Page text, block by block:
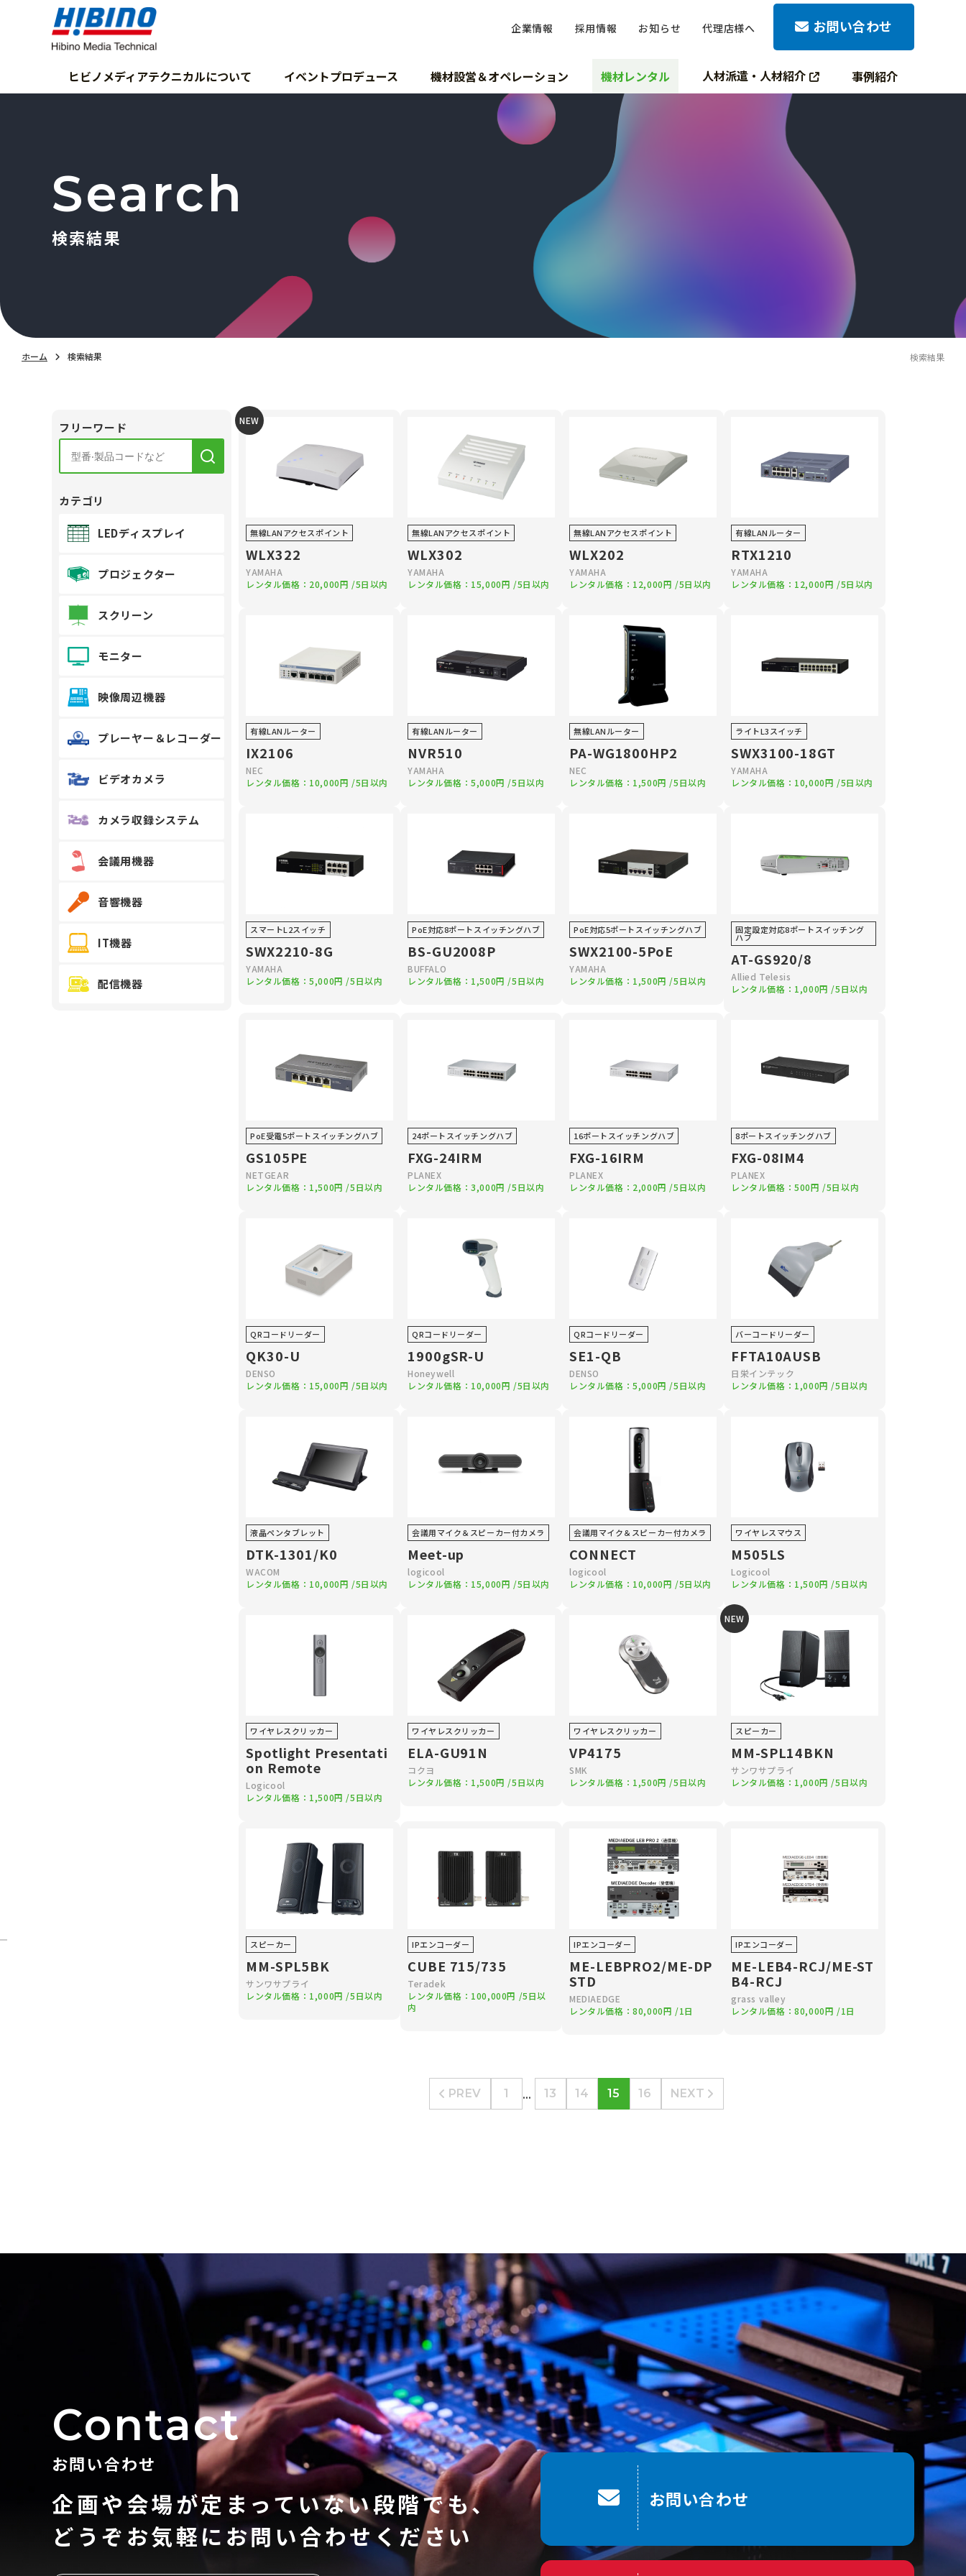
企業情報 採用情報 お知らせ 代理店様へ お問い合わせ
ヒビノメディアテクニカルについて イベントプロデュース 機材設営＆オペレーション 機材レンタル 人材派遣・人材紹介 事例紹介
ホーム 検索結果 検索結果
Search
検索結果
フリーワード
カテゴリ
LEDディスプレイ
プロジェクター
スクリーン
モニター
映像周辺機器
プレーヤー＆レコーダー
ビデオカメラ
カメラ収録システム
会議用機器
音響機器
IT機器
配信機器
NEW
無線LANアクセスポイント
WLX322
YAMAHA
レンタル価格： 20,000円 /5日以内
無線LANアクセスポイント
WLX302
YAMAHA
レンタル価格： 15,000円 /5日以内
無線LANアクセスポイント
WLX202
YAMAHA
レンタル価格： 12,000円 /5日以内
有線LANルーター
RTX1210
YAMAHA
レンタル価格： 12,000円 /5日以内
有線LANルーター
IX2106
NEC
レンタル価格： 10,000円 /5日以内
有線LANルーター
NVR510
YAMAHA
レンタル価格：5,000円 /5日以内
無線LANルーター
PA-WG1800HP2
NEC
レンタル価格： 1,500円 /5日以内
ライトL3スイッチ
SWX3100-18GT
YAMAHA
レンタル価格： 10,000円 /5日以内
スマートL2スイッチ
SWX2210-8G
YAMAHA
レンタル価格：5,000円 /5日以内
PoE対応8ポートスイッチングハブ
BS-GU2008P
BUFFALO
レンタル価格： 1,500円 /5日以内
PoE対応5ポートスイッチングハブ
SWX2100-5PoE
YAMAHA
レンタル価格： 1,500円 /5日以内
固定設定対応8ポートスイッチング
ハブ
AT-GS920/8
Allied Telesis
レンタル価格： 1,000円 /5日以内
PoE受電5ポートスイッチングハブ
GS105PE
NETGEAR
レンタル価格： 1,500円 /5日以内
24ポートスイッチングハブ
FXG-24IRM
PLANEX
レンタル価格：3,000円 /5日以内
16ポートスイッチングハブ
FXG-16IRM
PLANEX
レンタル価格： 2,000円 /5日以内
8ポートスイッチングハブ
FXG-08IM4
PLANEX
レンタル価格：500円 /5日以内
QRコードリーダー
QK30-U
DENSO
レンタル価格： 15,000円 /5日以内
QRコードリーダー
1900gSR-U
Honeywell
レンタル価格： 10,000円 /5日以内
QRコードリーダー
SE1-QB
DENSO
レンタル価格：5,000円 /5日以内
バーコードリーダー
FFTA10AUSB
日栄インテック
レンタル価格： 1,000円 /5日以内
液晶ペンタブレット
DTK-1301/K0
WACOM
レンタル価格： 10,000円 /5日以内
会議用マイク＆スピーカー付カメラ
Meet-up
logicool
レンタル価格： 15,000円 /5日以内
会議用マイク＆スピーカー付カメラ
CONNECT
logicool
レンタル価格： 10,000円 /5日以内
ワイヤレスマウス
M505LS
Logicool
レンタル価格： 1,500円 /5日以内
ワイヤレスクリッカー
Spotlight Presentati
on Remote
Logicool
レンタル価格： 1,500円 /5日以内
ワイヤレスクリッカー
ELA-GU91N
コクヨ
レンタル価格： 1,500円 /5日以内
ワイヤレスクリッカー
VP4175
SMK
レンタル価格： 1,500円 /5日以内
NEW
スピーカー
MM-SPL14BKN
サンワサプライ
レンタル価格： 1,000円 /5日以内
スピーカー
MM-SPL5BK
サンワサプライ
レンタル価格： 1,000円 /5日以内
IPエンコーダー
CUBE 715/735
Teradek
レンタル価格： 100,000円 /5日以
内
IPエンコーダー
ME-LEBPRO2/ME-DP
STD
MEDIAEDGE
レンタル価格：80,000円 /1日
IPエンコーダー
ME-LEB4-RCJ/ME-ST
B4-RCJ
grass valley
レンタル価格：80,000円 /1日
PREV 1 ... 13 14 15 16 NEXT
Contact
お問い合わせ
企画や会場が定まっていない段階でも、
どうぞお気軽にお問い合わせください
お問い合わせ